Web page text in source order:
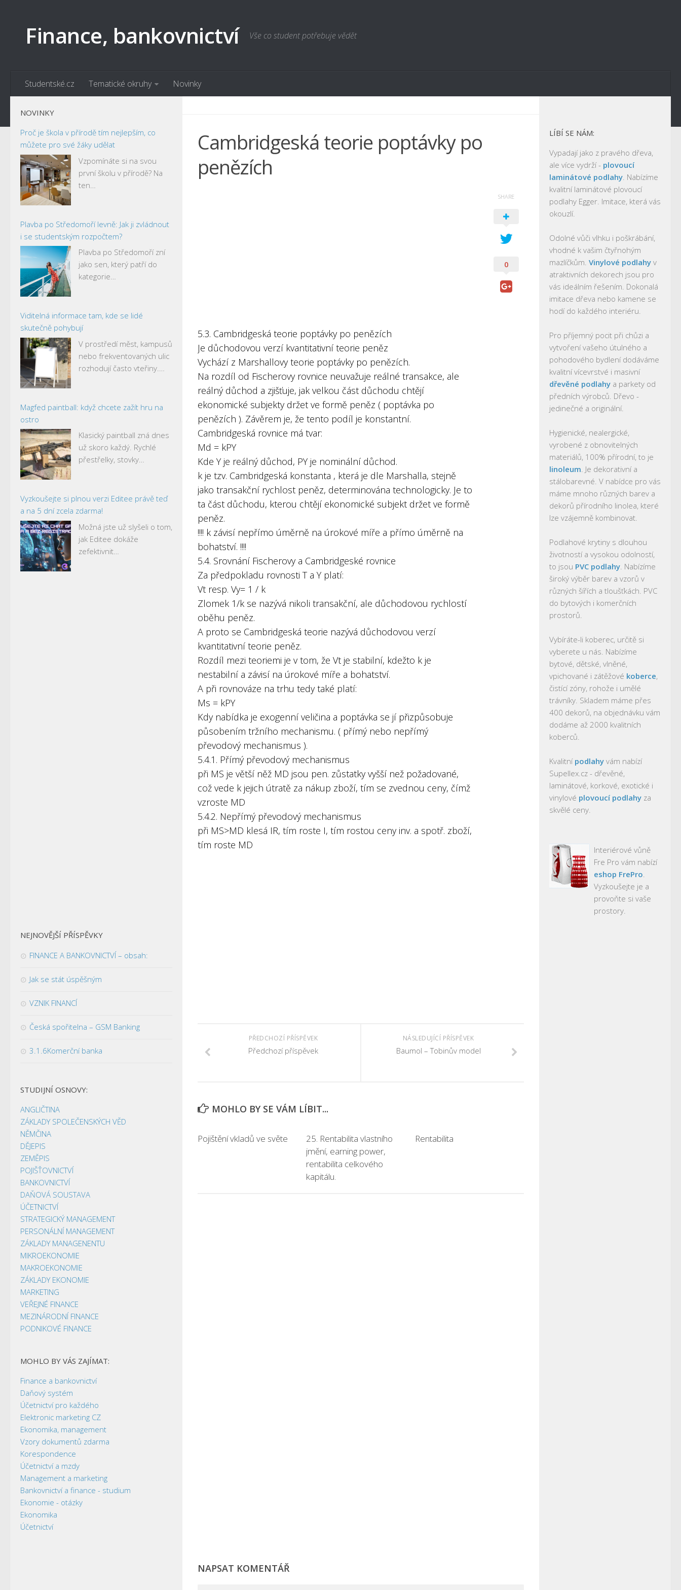
Finance, bankovnictví Vše co student potřebuje vědět
Studentské.cz Tematické okruhy Novinky
Cambridgeská teorie poptávky po
penězích
5.3. Cambridgeská teorie poptávky po penězích
Je důchodovou verzí kvantitativní teorie peněz
Vychází z Marshallovy teorie poptávky po penězích.
Na rozdíl od Fischerovy rovnice neuvažuje reálné transakce, ale
reálný důchod a zjišťuje, jak velkou část důchodu chtějí
ekonomické subjekty držet ve formě peněz ( poptávka po
penězích ). Závěrem je, že tento podíl je konstantní.
Cambridgeská rovnice má tvar:
Md = kPY
Kde Y je reálný důchod, PY je nominální důchod.
k je tzv. Cambridgeská konstanta , která je dle Marshalla, stejně
jako transakční rychlost peněz, determinována technologicky. Je to
ta část důchodu, kterou chtějí ekonomické subjekt držet ve formě
peněz.
!!!! k závisí nepřímo úměrně na úrokové míře a přímo úměrně na
bohatství. !!!!
5.4. Srovnání Fischerovy a Cambridgeské rovnice
Za předpokladu rovnosti T a Y platí:
Vt resp. Vy= 1 / k
Zlomek 1/k se nazývá nikoli transakční, ale důchodovou rychlostí
oběhu peněz.
A proto se Cambridgeská teorie nazývá důchodovou verzí
kvantitativní teorie peněz.
Rozdíl mezi teoriemi je v tom, že Vt je stabilní, kdežto k je
nestabilní a závisí na úrokové míře a bohatství.
A při rovnováze na trhu tedy také platí:
Ms = kPY
Kdy nabídka je exogenní veličina a poptávka se jí přizpůsobuje
působením tržního mechanismu. ( přímý nebo nepřímý
převodový mechanismus ).
5.4.1. Přímý převodový mechanismus
při MS je větší něž MD jsou pen. zůstatky vyšší než požadované,
což vede k jejich útratě za nákup zboží, tím se zvednou ceny, čímž
vzroste MD
5.4.2. Nepřímý převodový mechanismus
při MS>MD klesá IR, tím roste I, tím rostou ceny inv. a spotř. zboží,
tím roste MD
SHARE
0
NÁSLEDUJÍCÍ PŘÍSPĚVEK
Baumol – Tobinův model
PŘEDCHOZÍ PŘÍSPĚVEK
Předchozí příspěvek
MOHLO BY SE VÁM LÍBIT...
Pojištění vkladů ve světe
25. Rentabilita vlastního
jmění, earning power,
rentabilita celkového
kapitálu.
Rentabilita
NAPSAT KOMENTÁŘ
NOVINKY
Proč je škola v přírodě tím nejlepším, co
můžete pro své žáky udělat
Vzpomínáte si na svou
první školu v přírodě? Na
ten…
Plavba po Středomoří levně: Jak ji zvládnout
i se studentským rozpočtem?
Plavba po Středomoří zní
jako sen, který patří do
kategorie…
Viditelná informace tam, kde se lidé
skutečně pohybují
V prostředí měst, kampusů
nebo frekventovaných ulic
rozhodují často vteřiny.…
Magfed paintball: když chcete zažít hru na
ostro
Klasický paintball zná dnes
už skoro každý. Rychlé
přestřelky, stovky…
Vyzkoušejte si plnou verzi Editee právě teď
a na 5 dní zcela zdarma!
Možná jste už slyšeli o tom,
jak Editee dokáže
zefektivnit…
NEJNOVĚJŠÍ PŘÍSPĚVKY
FINANCE A BANKOVNICTVÍ – obsah:
Jak se stát úspěšným
VZNIK FINANCÍ
Česká spořitelna – GSM Banking
3.1.6Komerční banka
STUDIJNÍ OSNOVY:
ANGLIČTINA
ZÁKLADY SPOLEČENSKÝCH VĚD
NĚMČINA
DĚJEPIS
ZEMĚPIS
POJIŠŤOVNICTVÍ
BANKOVNICTVÍ
DAŇOVÁ SOUSTAVA
ÚČETNICTVÍ
STRATEGICKÝ MANAGEMENT
PERSONÁLNÍ MANAGEMENT
ZÁKLADY MANAGENENTU
MIKROEKONOMIE
MAKROEKONOMIE
ZÁKLADY EKONOMIE
MARKETING
VEŘEJNÉ FINANCE
MEZINÁRODNÍ FINANCE
PODNIKOVÉ FINANCE
MOHLO BY VÁS ZAJÍMAT:
Finance a bankovnictví
Daňový systém
Účetnictví pro každého
Elektronic marketing CZ
Ekonomika, management
Vzory dokumentů zdarma
Korespondence
Účetnictví a mzdy
Management a marketing
Bankovnictví a finance - studium
Ekonomie - otázky
Ekonomika
Účetnictví
LÍBÍ SE NÁM:
Vypadají jako z pravého dřeva,
ale více vydrží - plovoucí
laminátové podlahy. Nabízíme
kvalitní laminátové plovoucí
podlahy Egger. Imitace, která vás
okouzlí.
Odolné vůči vlhku i poškrábání,
vhodné k vašim čtyřnohým
mazlíčkům. Vinylové podlahy v
atraktivních dekorech jsou pro
vás ideálním řešením. Dokonalá
imitace dřeva nebo kamene se
hodí do každého interiéru.
Pro příjemný pocit při chůzi a
vytvoření vašeho útulného a
pohodového bydlení dodáváme
kvalitní vícevrstvé i masivní
dřevěné podlahy a parkety od
předních výrobců. Dřevo -
jedinečné a originální.
Hygienické, nealergické,
vyrobené z obnovitelných
materiálů, 100% přírodní, to je
linoleum. Je dekorativní a
stálobarevné. V nabídce pro vás
máme mnoho různých barev a
dekorů přírodního linolea, které
lze vzájemně kombinovat.
Podlahové krytiny s dlouhou
životností a vysokou odolností,
to jsou PVC podlahy. Nabízíme
široký výběr barev a vzorů v
různých šířích a tloušťkách. PVC
do bytových i komerčních
prostorů.
Vybíráte-li koberec, určitě si
vyberete u nás. Nabízíme
bytové, dětské, vlněné,
vpichované i zátěžové koberce,
čistící zóny, rohože i umělé
trávníky. Skladem máme přes
400 dekorů, na objednávku vám
dodáme až 2000 kvalitních
koberců.
Kvalitní podlahy vám nabízí
Supellex.cz - dřevěné,
laminátové, korkové, exotické i
vinylové plovoucí podlahy za
skvělé ceny.
Interiérové vůně
Fre Pro vám nabízí
eshop FrePro.
Vyzkoušejte je a
provoňte si vaše
prostory.